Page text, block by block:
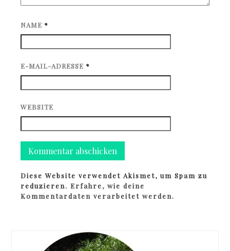
NAME *
E-MAIL-ADRESSE *
WEBSITE
Diese Website verwendet Akismet, um Spam zu
reduzieren.Erfahre, wie deine
Kommentardaten verarbeitet werden.